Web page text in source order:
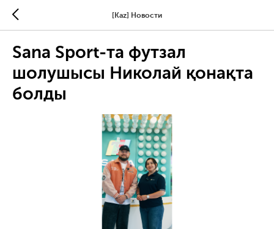
[Kaz] Новости
Sana Sport-та футзал
шолушысы Николай қонақта
болды